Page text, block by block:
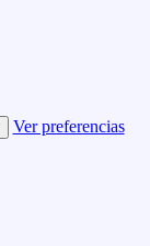
Ver preferencias